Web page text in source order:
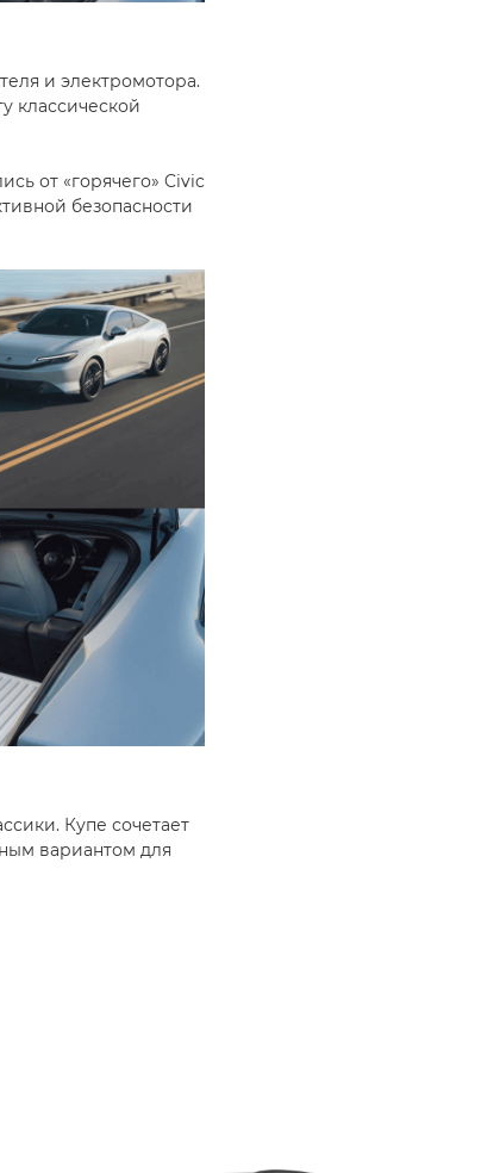
и электромотора.
классической
от «горячего» Civic
безопасности
Купе сочетает
вариантом для